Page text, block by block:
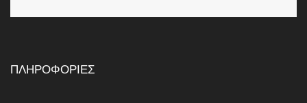
ΠΛΗΡΟΦΟΡΙΕΣ